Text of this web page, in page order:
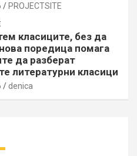
PROJECTSITЕ
класиците, без да
поредица помага
да разберат
литературни класици
denica